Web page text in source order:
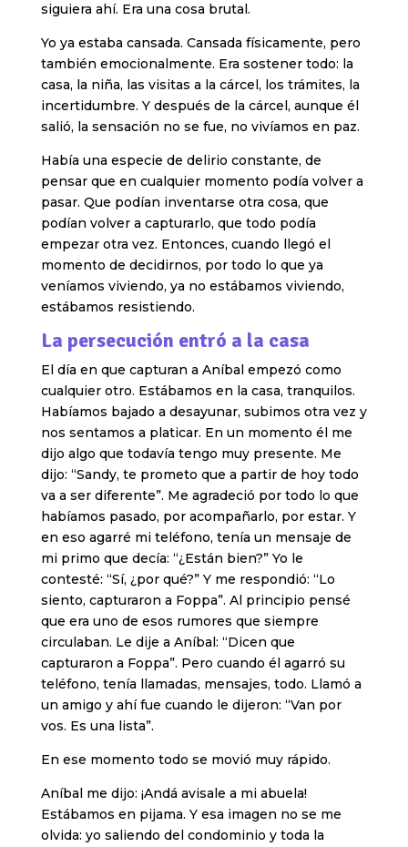
siguiera ahí. Era una cosa brutal.
Yo ya estaba cansada. Cansada físicamente, pero
también emocionalmente. Era sostener todo: la
casa, la niña, las visitas a la cárcel, los trámites, la
incertidumbre. Y después de la cárcel, aunque él
salió, la sensación no se fue, no vivíamos en paz.
Había una especie de delirio constante, de
pensar que en cualquier momento podía volver a
pasar. Que podían inventarse otra cosa, que
podían volver a capturarlo, que todo podía
empezar otra vez. Entonces, cuando llegó el
momento de decidirnos, por todo lo que ya
veníamos viviendo, ya no estábamos viviendo,
estábamos resistiendo.
La persecución entró a la casa
El día en que capturan a Aníbal empezó como
cualquier otro. Estábamos en la casa, tranquilos.
Habíamos bajado a desayunar, subimos otra vez y
nos sentamos a platicar. En un momento él me
dijo algo que todavía tengo muy presente. Me
dijo: “Sandy, te prometo que a partir de hoy todo
va a ser diferente”. Me agradeció por todo lo que
habíamos pasado, por acompañarlo, por estar. Y
en eso agarré mi teléfono, tenía un mensaje de
mi primo que decía: “¿Están bien?” Yo le
contesté: “Sí, ¿por qué?” Y me respondió: “Lo
siento, capturaron a Foppa”. Al principio pensé
que era uno de esos rumores que siempre
circulaban. Le dije a Aníbal: “Dicen que
capturaron a Foppa”. Pero cuando él agarró su
teléfono, tenía llamadas, mensajes, todo. Llamó a
un amigo y ahí fue cuando le dijeron: “Van por
vos. Es una lista”.
En ese momento todo se movió muy rápido.
Aníbal me dijo: ¡Andá avisale a mi abuela!
Estábamos en pijama. Y esa imagen no se me
olvida: yo saliendo del condominio y toda la